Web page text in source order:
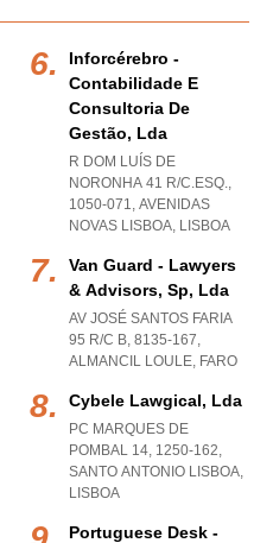
Inforcérebro -
Contabilidade E
Consultoria De
Gestão, Lda
R DOM LUÍS DE
NORONHA 41 R/C.ESQ.,
1050-071, AVENIDAS
NOVAS LISBOA, LISBOA
Van Guard - Lawyers
& Advisors, Sp, Lda
AV JOSÉ SANTOS FARIA
95 R/C B, 8135-167,
ALMANCIL LOULE, FARO
Cybele Lawgical, Lda
PC MARQUES DE
POMBAL 14, 1250-162,
SANTO ANTONIO LISBOA,
LISBOA
Portuguese Desk -